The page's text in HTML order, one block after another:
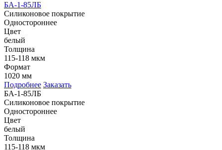
БА-1-85ЛБ
Силиконовое покрытие
Одностороннее
Цвет
белый
Толщина
115-118 мкм
Формат
1020 мм
Подробнее Заказать
БА-1-85ЛБ
Силиконовое покрытие
Одностороннее
Цвет
белый
Толщина
115-118 мкм